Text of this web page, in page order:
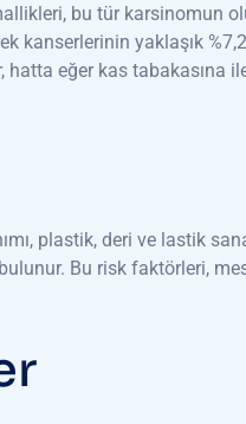
bu tür karsinomun
yaklaşık
hatta eğer kas tabakasına
plastik, deri ve lastik
Bu risk faktörleri,